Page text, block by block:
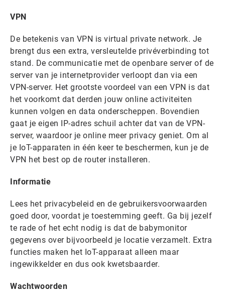
VPN
De betekenis van VPN is virtual private network. Je
brengt dus een extra, versleutelde privéverbinding tot
stand. De communicatie met de openbare server of de
server van je internetprovider verloopt dan via een
VPN-server. Het grootste voordeel van een VPN is dat
het voorkomt dat derden jouw online activiteiten
kunnen volgen en data onderscheppen. Bovendien
gaat je eigen IP-adres schuil achter dat van de VPN-
server, waardoor je online meer privacy geniet. Om al
je IoT-apparaten in één keer te beschermen, kun je de
VPN het best op de router installeren.
Informatie
Lees het privacybeleid en de gebruikersvoorwaarden
goed door, voordat je toestemming geeft. Ga bij jezelf
te rade of het echt nodig is dat de babymonitor
gegevens over bijvoorbeeld je locatie verzamelt. Extra
functies maken het IoT-apparaat alleen maar
ingewikkelder en dus ook kwetsbaarder.
Wachtwoorden